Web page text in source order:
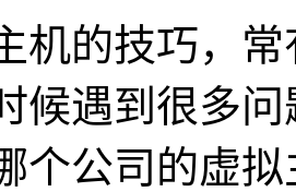
机的技巧，
候遇到很多
个公司的虚